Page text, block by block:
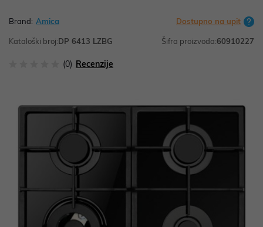
Brand: Amica Dostupno na upit
Kataloški broj:DP 6413 LZBG Šifra proizvoda:60910227
(0) Recenzije